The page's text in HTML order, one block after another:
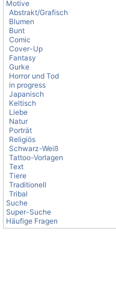
Motive
Abstrakt/Grafisch
Blumen
Bunt
Comic
Cover-Up
Fantasy
Gurke
Horror und Tod
in progress
Japanisch
Keltisch
Liebe
Natur
Porträt
Religiös
Schwarz-Weiß
Tattoo-Vorlagen
Text
Tiere
Traditionell
Tribal
Suche
Super-Suche
Häufige Fragen